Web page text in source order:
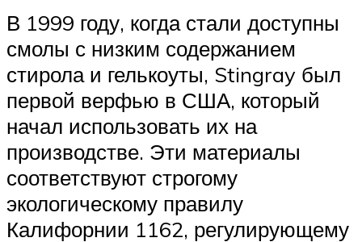
В 1999 году, когда стали доступны
смолы с низким содержанием
стирола и гелькоуты, Stingray был
первой верфью в США, который
начал использовать их на
производстве. Эти материалы
соответствуют строгому
экологическому правилу
Калифорнии 1162, регулирующему